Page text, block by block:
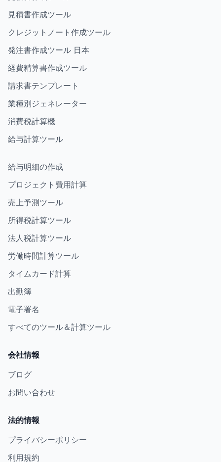
見積書作成ツール
クレジットノート作成ツール
発注書作成ツール 日本
経費精算書作成ツール
請求書テンプレート
業種別ジェネレーター
消費税計算機
給与計算ツール
給与明細の作成
プロジェクト費用計算
売上予測ツール
所得税計算ツール
法人税計算ツール
労働時間計算ツール
タイムカード計算
出勤簿
電子署名
すべてのツール＆計算ツール
会社情報
ブログ
お問い合わせ
法的情報
プライバシーポリシー
利用規約